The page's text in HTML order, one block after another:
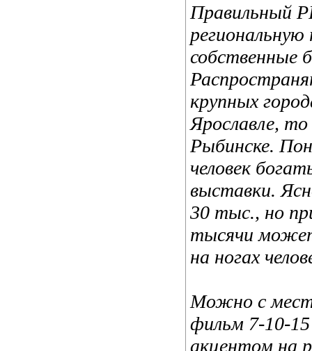
Правильный
региональную
собственные
крупных
Ярославле,
Рыбинске.
человек
выставки.
30 тыс., но
тысячи
на ногах
Можно с
фильм 7-10-
акцентом на